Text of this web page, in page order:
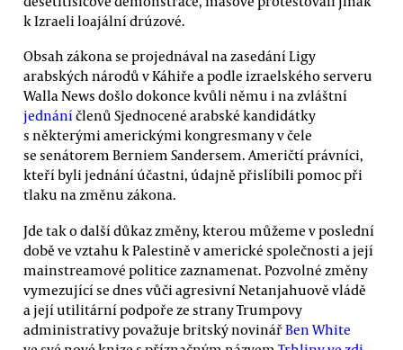
k Izraeli loajální drúzové.
Obsah zákona se projednával na zasedání Ligy
arabských národů v Káhiře a podle izraelského serveru
Walla News došlo dokonce kvůli němu i na zvláštní
jednáníčlenů Sjednocené arabské kandidátky
s některými americkými kongresmany v čele
se senátorem Berniem Sandersem. Američtí právníci,
kteří byli jednání účastni, údajně přislíbili pomoc při
tlaku na změnu zákona.
Jde tak o další důkaz změny, kterou můžeme v poslední
době ve vztahu k Palestině v americké společnosti a její
mainstreamové politice zaznamenat. Pozvolné změny
vymezující se dnes vůči agresivní Netanjahuově vládě
a její utilitární podpoře ze strany Trumpovy
administrativy považuje britský novinářBen White